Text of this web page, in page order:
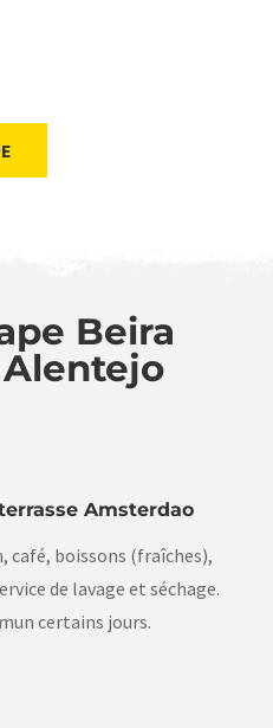
Beira
Amsterdao
café, boissons (fraîches),
de lavage et séchage.
certains jours.